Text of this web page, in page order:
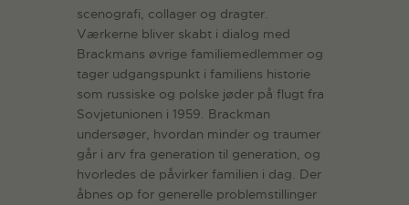
scenografi, collager og dragter.
Værkerne bliver skabt i dialog med
Brackmans øvrige familiemedlemmer og
tager udgangspunkt i familiens historie
som russiske og polske jøder på flugt fra
Sovjetunionen i 1959. Brackman
undersøger, hvordan minder og traumer
går i arv fra generation til generation, og
hvorledes de påvirker familien i dag. Der
åbnes op for generelle problemstillinger